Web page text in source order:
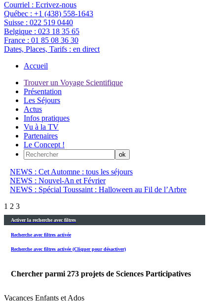
Courriel : Ecrivez-nous
Québec : +1 (438) 558-1643
Suisse : 022 519 0440
Belgique : 023 18 35 65
France : 01 85 08 36 30
Dates, Places, Tarifs : en direct
Accueil
Trouver un Voyage Scientifique
Présentation
Les Séjours
Actus
Infos pratiques
Vu à la TV
Partenaires
Le Concept !
NEWS : Cet Automne : tous les séjours
NEWS : Nouvel-An et Février
NEWS : Spécial Toussaint : Halloween au Fil de l’Arbre
1 2 3
Activer la recherche avec filtres
Recherche avec filtres activée
Recherche avec filtres activée (Cliquer pour désactiver)
Chercher parmi 273 projets de Sciences Participatives
Vacances Enfants et Ados